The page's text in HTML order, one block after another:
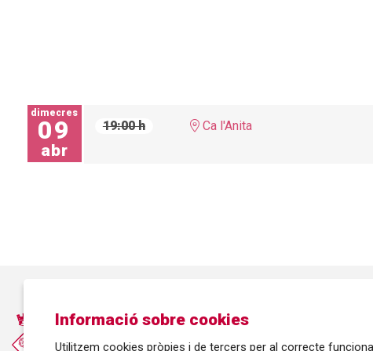
dimecres
09
abr
19:00 h Ca l'Anita
Informació sobre cookies
Utilitzem cookies pròpies i de tercers per al correcte